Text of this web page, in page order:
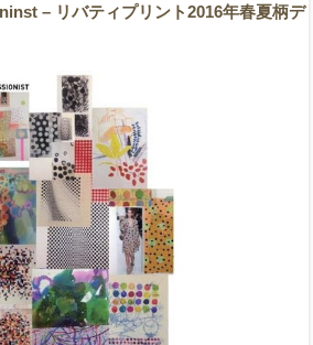
– リバティプリント2016年春夏柄デ